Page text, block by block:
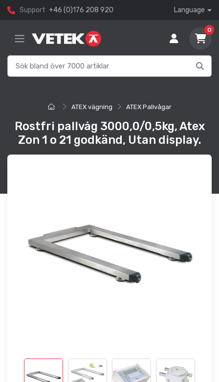
Support +46 (0)176 208 920 Language
0
ATEX vägning ATEX Pallvågar
Rostfri pallvåg 3000,0/0,5kg, Atex
Zon 1 o 21 godkänd, Utan display.